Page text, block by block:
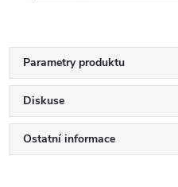
Parametry produktu
Diskuse
Ostatní informace